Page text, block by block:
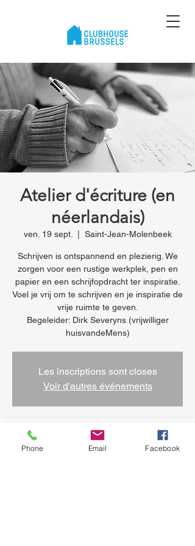
Atelier d'écriture (en
néerlandais)
ven. 19 sept. Saint-Jean-Molenbeek
Schrijven is ontspannend en plezierig. We
zorgen voor een rustige werkplek, pen en
papier en een schrijfopdracht ter inspiratie.
Voel je vrij om te schrijven en je inspiratie de
vrije ruimte te geven.
Begeleider: Dirk Severyns (vrijwilliger
huisvandeMens)
Les inscriptions sont closes
Voir d'autres événements
Heure et lieu
Phone Email Facebook